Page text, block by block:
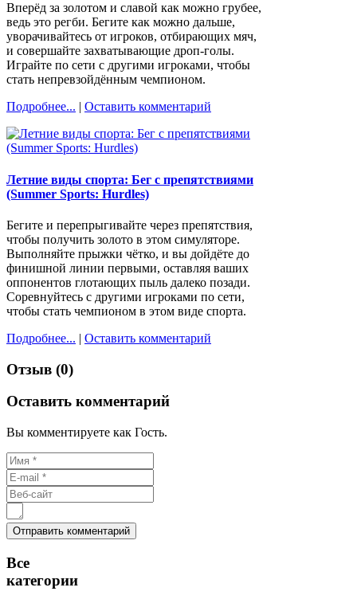
Вперёд за золотом и славой как можно грубее,
ведь это регби. Бегите как можно дальше,
уворачивайтесь от игроков, отбирающих мяч,
и совершайте захватывающие дроп-голы.
Играйте по сети с другими игроками, чтобы
стать непревзойдённым чемпионом.
Подробнее... | Оставить комментарий
Летние виды спорта: Бег с препятствиями
(Summer Sports: Hurdles)
Бегите и перепрыгивайте через препятствия,
чтобы получить золото в этом симуляторе.
Выполняйте прыжки чётко, и вы дойдёте до
финишной линии первыми, оставляя ваших
оппонентов глотающих пыль далеко позади.
Соревнуйтесь с другими игроками по сети,
чтобы стать чемпионом в этом виде спорта.
Подробнее... | Оставить комментарий
Отзыв (0)
Оставить комментарий
Вы комментируете как Гость.
Все
категории